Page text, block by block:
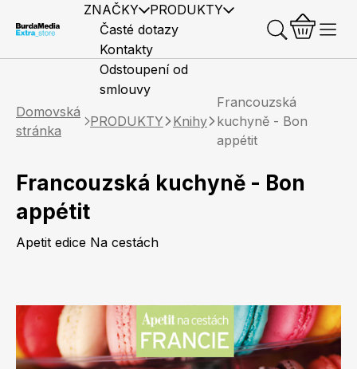
ZNAČKY PRODUKTY
Elle
Marianne
Burda Style
Elle Decoration
Předplatné časopisů Časopisy
Knihy Merch
Časté dotazy
Kontakty
Odstoupení od
smlouvy
Domovská
stránka
PRODUKTY Knihy
Francouzská
kuchyně - Bon
appétit
Francouzská kuchyně - Bon
appétit
Apetit edice Na cestách